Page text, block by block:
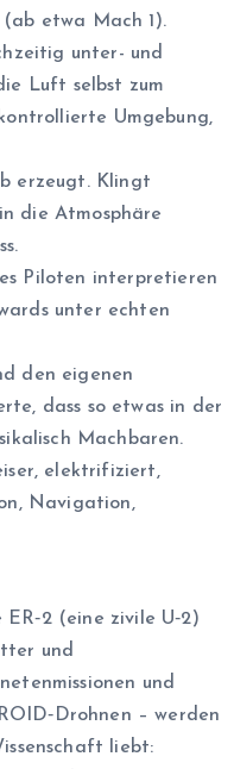
(ab etwa Mach 1).
unter- und
Luft selbst zum
Umgebung,
erzeugt. Klingt
die Atmosphäre
Piloten interpretieren
unter echten
den eigenen
dass so etwas in der
Machbaren.
elektrifiziert,
Navigation,
(eine zivile U‑2)
und
und
– werden
liebt: